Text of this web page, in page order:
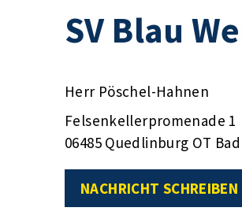
SV Blau
Herr Pöschel-Hahnen
Felsenkellerpromenade 1
06485 Quedlinburg OT
NACHRICHT SCHREIBEN